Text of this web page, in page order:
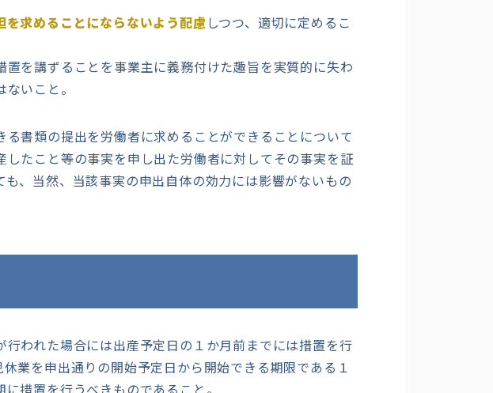
を求めることにならないよう配慮しつつ、適切に定めるこ
を講ずることを事業主に義務付けた趣旨を実質的に失わ
いこと。
書類の提出を労働者に求めることができることについて
たこと等の事実を申し出た労働者に対してその事実を証
、当然、当該事実の申出自体の効力には影響がないもの
われた場合には出産予定日の１か月前までには措置を行
業を申出通りの開始予定日から開始できる期限である１
措置を行うべきものであること。